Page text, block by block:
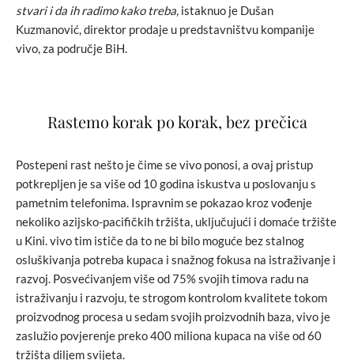
stvari i da ih radimo kako treba, istaknuo je Dušan
Kuzmanović, direktor prodaje u predstavništvu kompanije
vivo, za područje BiH.
Rastemo korak po korak, bez prečica
Postepeni rast nešto je čime se vivo ponosi, a ovaj pristup
potkrepljen je sa više od 10 godina iskustva u poslovanju s
pametnim telefonima. Ispravnim se pokazao kroz vođenje
nekoliko azijsko-pacifičkih tržišta, uključujući i domaće tržište
u Kini. vivo tim ističe da to ne bi bilo moguće bez stalnog
osluškivanja potreba kupaca i snažnog fokusa na istraživanje i
razvoj. Posvećivanjem više od 75% svojih timova radu na
istraživanju i razvoju, te strogom kontrolom kvalitete tokom
proizvodnog procesa u sedam svojih proizvodnih baza, vivo je
zaslužio povjerenje preko 400 miliona kupaca na više od 60
tržišta diljem svijeta.